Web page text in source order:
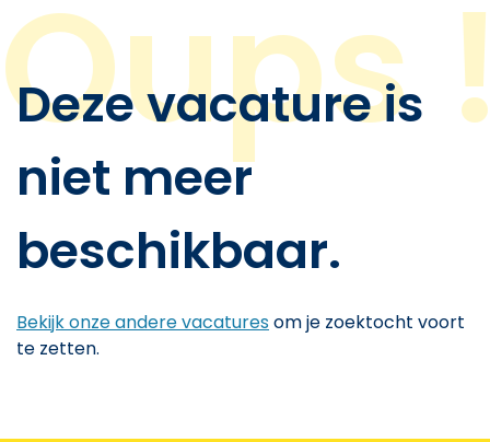
Deze vacature is
niet meer
beschikbaar.
Bekijk onze andere vacaturesom je zoektocht voort
te zetten.